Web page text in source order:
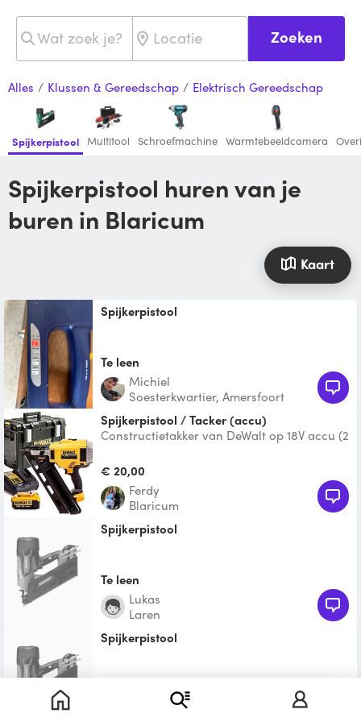
Zoeken
Alles / Klussen & Gereedschap / Elektrisch Gereedschap
Spijkerpistool Multitool Schroefmachine Warmtebeeldcamera
Spijkerpistool huren van je
buren in Blaricum
Kaart
Spijkerpistool
Te leen
michiel
Soesterkwartier, Amersfoort
Spijkerpistool / Tacker (accu)
Constructietakker van DeWalt op 18V accu (2
(80 mm) a €
€ 20,00
Ferdy
Blaricum
Spijkerpistool
Te leen
Lukas
Laren
Spijkerpistool